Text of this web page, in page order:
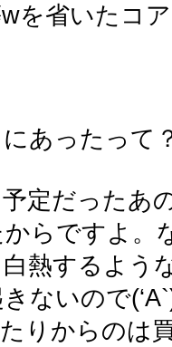
を省いたコ
あったって
定だったあ
らですよ。
熱するよう
ないので
りからのは